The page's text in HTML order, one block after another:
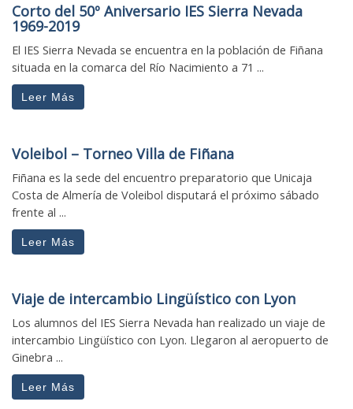
Corto del 50º Aniversario IES Sierra Nevada
1969-2019
El IES Sierra Nevada se encuentra en la población de Fiñana
situada en la comarca del Río Nacimiento a 71 ...
Leer Más
Voleibol – Torneo Villa de Fiñana
Fiñana es la sede del encuentro preparatorio que Unicaja
Costa de Almería de Voleibol disputará el próximo sábado
frente al ...
Leer Más
Viaje de intercambio Lingüístico con Lyon
Los alumnos del IES Sierra Nevada han realizado un viaje de
intercambio Lingüístico con Lyon. Llegaron al aeropuerto de
Ginebra ...
Leer Más